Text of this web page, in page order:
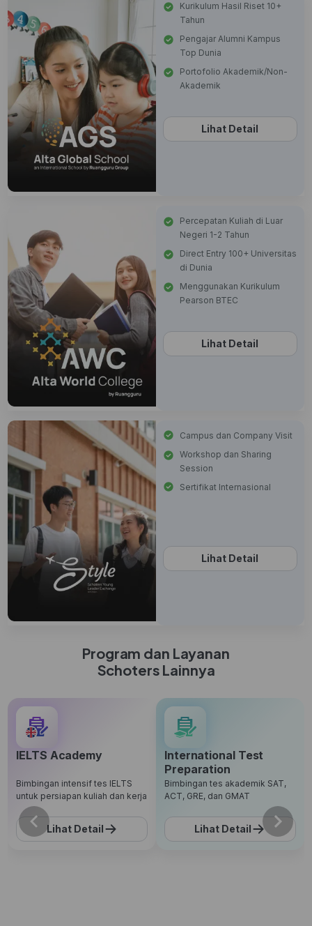
Kurikulum Hasil Riset 10+
Tahun
Pengajar Alumni Kampus
Top Dunia
Portofolio Akademik/Non-
Akademik
Lihat Detail
Percepatan Kuliah di Luar
Negeri 1-2 Tahun
Direct Entry 100+ Universitas
di Dunia
Menggunakan Kurikulum
Pearson BTEC
Lihat Detail
Campus dan Company Visit
Workshop dan Sharing
Session
Sertifikat Internasional
Lihat Detail
Program dan Layanan
Schoters Lainnya
IELTS Academy
Bimbingan intensif tes IELTS
untuk persiapan kuliah dan kerja
Lihat Detail
International Test
Preparation
Bimbingan tes akademik SAT,
ACT, GRE, dan GMAT
Lihat Detail